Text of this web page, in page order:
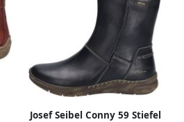
Josef Seibel Conny 59 Stiefel